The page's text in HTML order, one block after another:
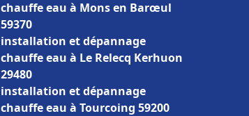
chauffe eau à Mons en Barœul
59370
installation et dépannage
chauffe eau à Le Relecq Kerhuon
29480
installation et dépannage
chauffe eau à Tourcoing 59200